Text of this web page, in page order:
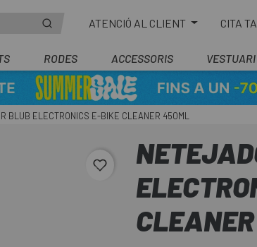
ATENCIÓ AL CLIENT CITA
RODES ACCESSORIS VESTUARI
BLUB ELECTRONICS E-BIKE CLEANER 450ML
favorite_border